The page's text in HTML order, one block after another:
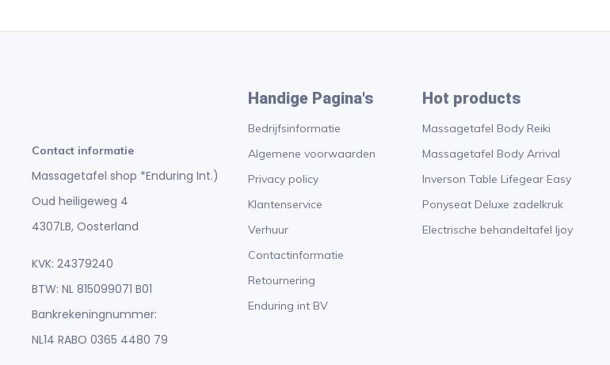
Contact informatie
Massagetafel shop *Enduring Int.)
Oud heiligeweg 4
4307LB, Oosterland
KVK: 24379240
BTW: NL 815099071 B01
Bankrekeningnummer:
NL14 RABO 0365 4480 79
Handige Pagina's
Bedrijfsinformatie
Algemene voorwaarden
Privacy policy
Klantenservice
Verhuur
Contactinformatie
Retournering
Enduring int BV
Hot products
Massagetafel Body Reiki
Massagetafel Body Arrival
Inverson Table Lifegear Easy
Ponyseat Deluxe zadelkruk
Electrische behandeltafel Ijoy